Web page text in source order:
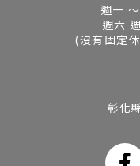
週一
週六
(沒有固定
彰化